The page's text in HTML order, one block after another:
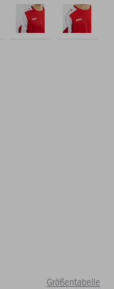
Größentabelle